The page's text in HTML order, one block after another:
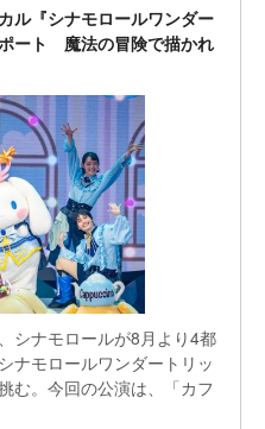
ル『シナモロールワンダー
ート 魔法の冒険で描かれ
シナモロールが8月より4都
ナモロールワンダートリッ
む。今回の公演は、「カフ